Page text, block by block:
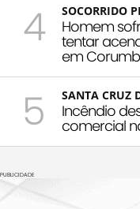
4 SOCORRIDO
Homem
tentar
em
5 SANTA CRUZ
Incêndio
comercial
PUBLICIDADE